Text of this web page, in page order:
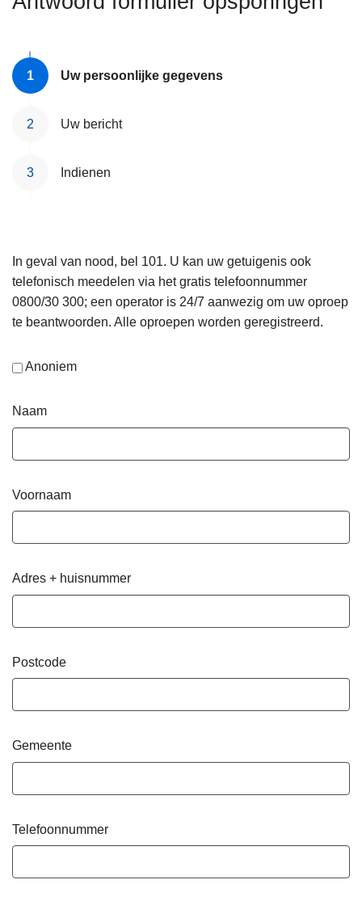
Uw persoonlijke gegevens
Uw bericht
Indienen
In geval van nood, bel 101. U kan uw getuigenis ook
telefonisch meedelen via het gratis telefoonnummer
0800/30 300; een operator is 24/7 aanwezig om uw oproep
te beantwoorden. Alle oproepen worden geregistreerd.
Anoniem
Naam
Voornaam
Adres + huisnummer
Postcode
Gemeente
Telefoonnummer